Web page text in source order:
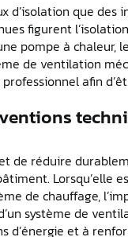
d’isolation que des
figurent
pompe à chaleur,
de ventilation
afin
de réduire
Lorsqu’elle
de chauffage,
système de
et à